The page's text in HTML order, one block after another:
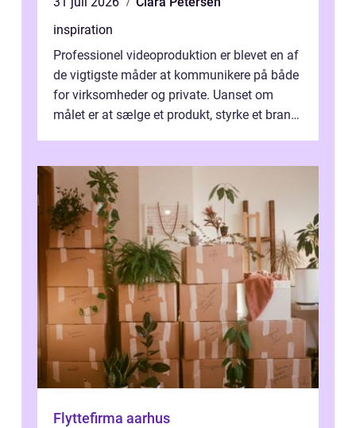
inspiration
Professionel videoproduktion er blevet en af
de vigtigste måder at kommunikere på både
for virksomheder og private. Uanset om
målet er at sælge et produkt, styrke et brand,
Flyttefirma aarhus